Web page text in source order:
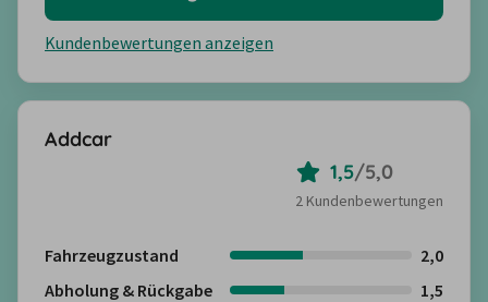
Kundenbewertungen anzeigen
Addcar
1,5/5,0
2 Kundenbewertungen
Fahrzeugzustand
2,0
Abholung & Rückgabe
1,5